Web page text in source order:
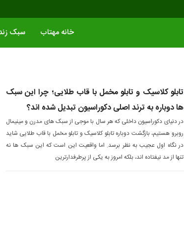
خانه مهتاب سبک
تابلو کلاسیک و تابلو مخمل با قاب طلایی؛ چرا این سبک
ها دوباره به ترند اصلی دکوراسیون تبدیل شده اند؟
در دنیای دکوراسیون داخلی که هر سال با موجی از سبک های مدرن و مینیمال
روبرو هستیم، بازگشت دوباره تابلو کلاسیک و تابلو مخمل با قاب طلایی شاید
در نگاه اول عجیب به نظر برسد. اما واقعیت این است که این سبک ها نه
تنها از مد نیفتاده اند، بلکه امروز به یکی از پرطرفدارترین